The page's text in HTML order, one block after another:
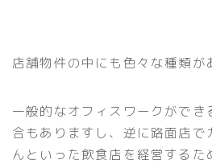
店舗物件の中にも色々な種類が
一般的なオフィスワークができ
合もありますし、逆に路面店で
んといった飲食店を経営するた